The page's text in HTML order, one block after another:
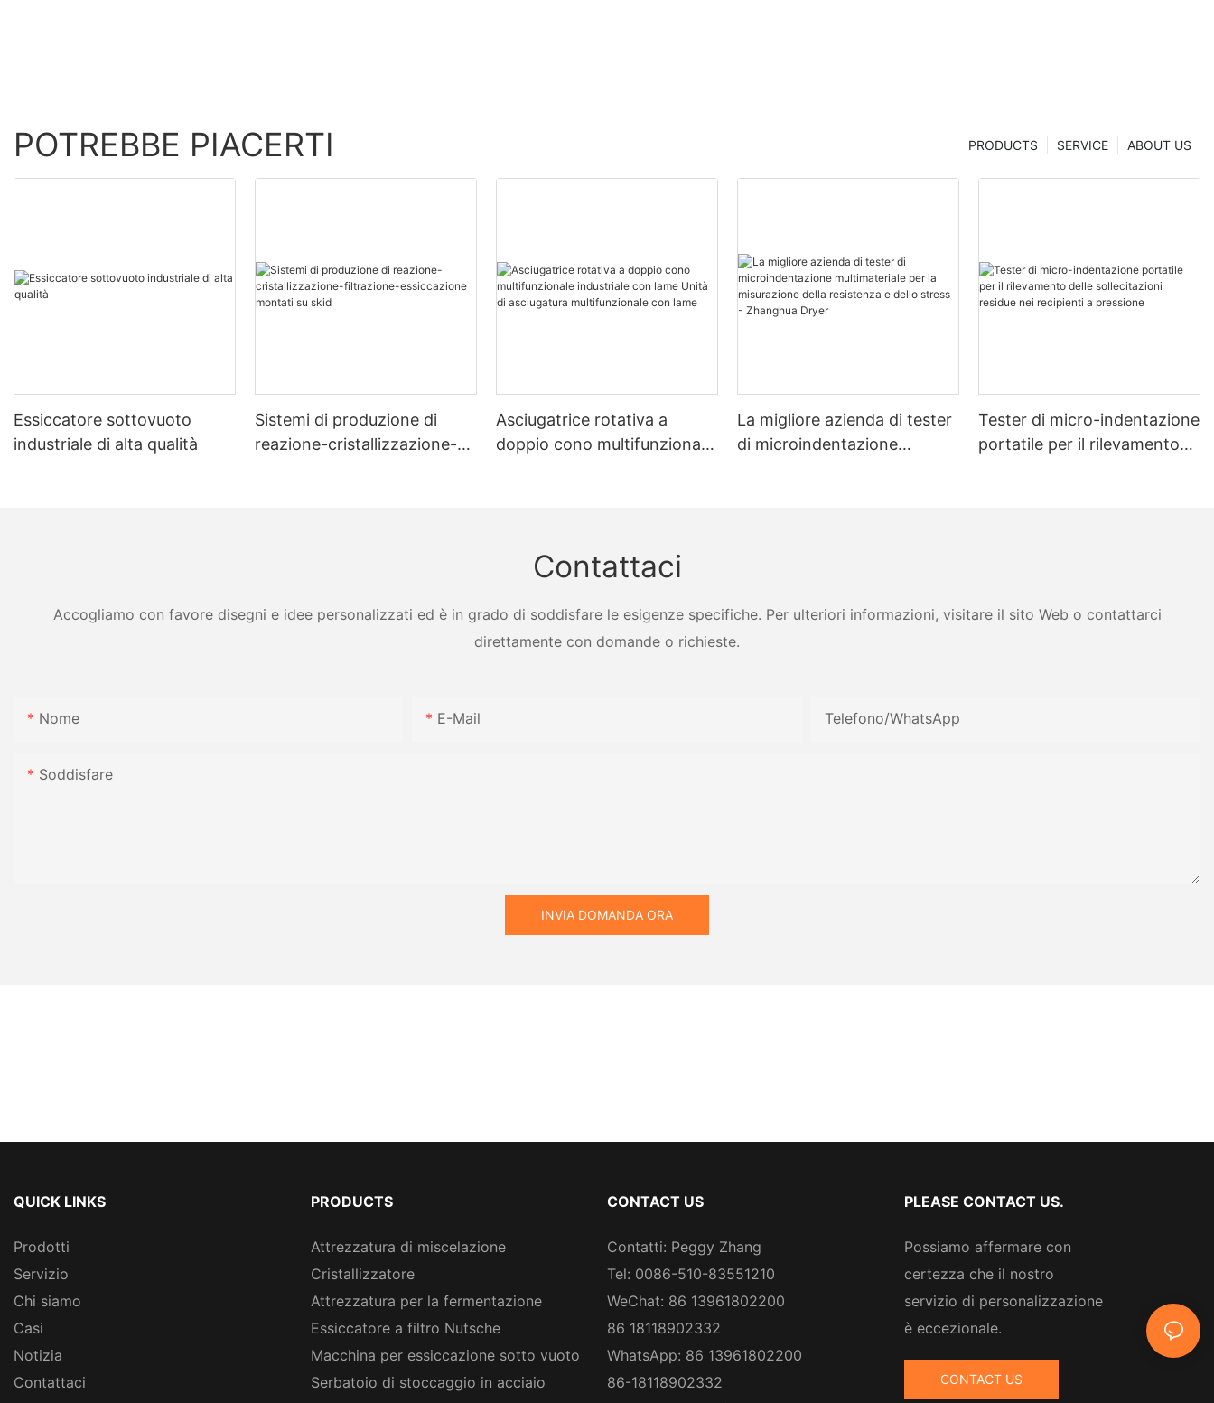
POTREBBE PIACERTI ABOUT US
SERVICE
PRODUCTS
Essiccatore sottovuoto
industriale di alta qualità
Sistemi di produzione di
reazione-cristallizzazione-
Asciugatrice rotativa a
doppio cono multifunzionale
La migliore azienda di tester
di microindentazione
Tester di micro-indentazione
portatile per il rilevamento
Contattaci
Accogliamo con favore disegni e idee personalizzati ed è in grado di soddisfare le esigenze specifiche. Per ulteriori informazioni, visitare il sito Web o contattarci
direttamente con domande o richieste.
Nome E-Mail Telefono/WhatsApp
Soddisfare
INVIA DOMANDA ORA
QUICK LINKS
Prodotti
Servizio
Chi siamo
Casi
Notizia
Contattaci
PRODUCTS
Attrezzatura di miscelazione
Cristallizzatore
Attrezzatura per la fermentazione
Essiccatore a filtro Nutsche
Macchina per essiccazione sotto vuoto
Serbatoio di stoccaggio in acciaio
CONTACT US
Contatti: Peggy Zhang
Tel: 0086-510-83551210
WeChat: 86 13961802200
86 18118902332
WhatsApp: 86 13961802200
86-18118902332
PLEASE CONTACT US.
Possiamo affermare con
certezza che il nostro
servizio di personalizzazione
è eccezionale.
CONTACT US